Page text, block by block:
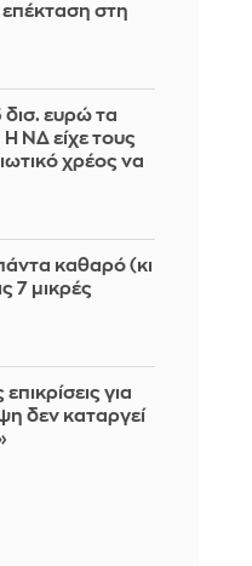
επέκταση στη
ευρώ τα
ΝΔ είχε τους
χρέος να
καθαρό (κι
7 μικρές
για
δεν καταργεί